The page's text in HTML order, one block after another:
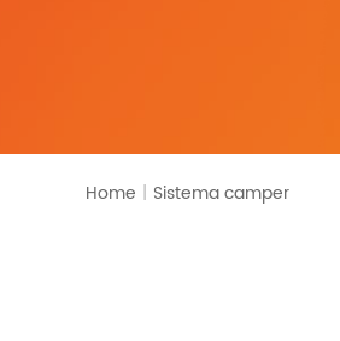
Home | Sistema camper